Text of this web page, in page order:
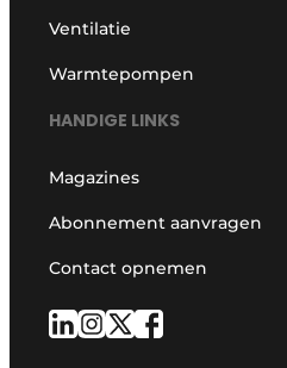
Ventilatie
Warmtepompen
HANDIGE LINKS
Magazines
Abonnement aanvragen
Contact opnemen